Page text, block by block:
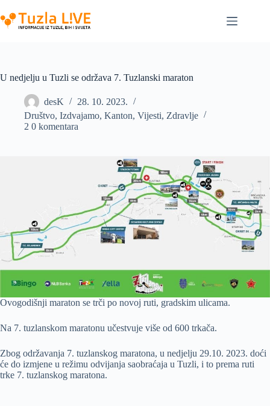
to
content
U nedjelju u Tuzli se održava 7. Tuzlanski maraton
desK
28. 10. 2023.
Društvo, Izdvajamo, Kanton, Vijesti, Zdravlje
2 0 komentara
Ovogodišnji maraton se trči po novoj ruti, gradskim ulicama.
Na 7. tuzlanskom maratonu učestvuje više od 600 trkača.
Zbog održavanja 7. tuzlanskog maratona, u nedjelju 29.10. 2023. doći
će do izmjene u režimu odvijanja saobraćaja u Tuzli, i to prema ruti
trke 7. tuzlanskog maratona.